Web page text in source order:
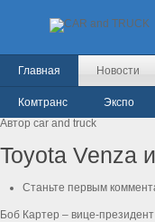
Главная Новости
Комтранс Экспо
мая 22
Автор car and truck
Toyota Venza
Станьте первым
Боб Картер – вице-